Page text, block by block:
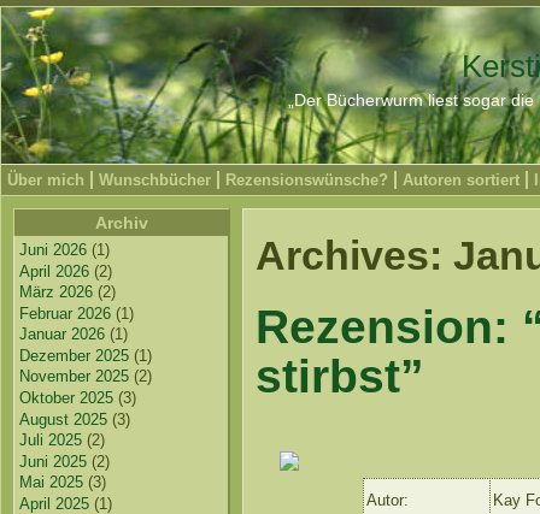
„Der Bücherwurm liest sogar
Über mich Wunschbücher Rezensionswünsche? Autoren sortiert
Archiv
Juni 2026 (1)
April 2026 (2)
März 2026 (2)
Februar 2026 (1)
Januar 2026 (1)
Dezember 2025 (1)
November 2025 (2)
Oktober 2025 (3)
August 2025 (3)
Juli 2025 (2)
Juni 2025 (2)
Mai 2025 (3)
April 2025 (1)
Archives:
Rezension:
stirbst”
Autor:
Kay